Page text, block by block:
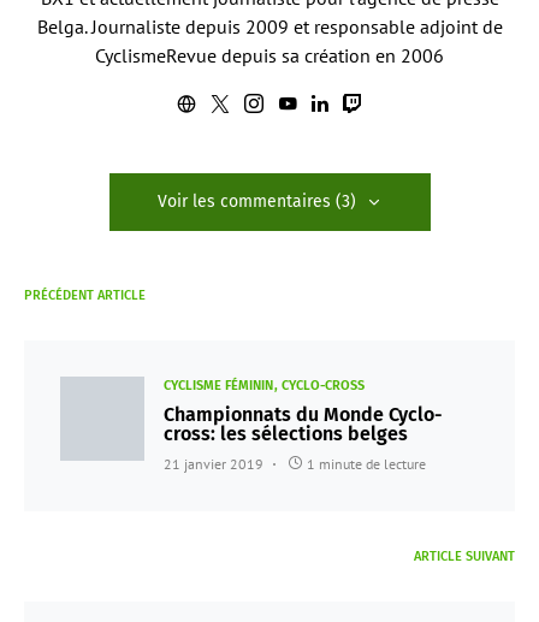
Belga. Journaliste depuis 2009 et responsable adjoint de
CyclismeRevue depuis sa création en 2006
Voir les commentaires (3)
PRÉCÉDENT ARTICLE
CYCLISME FÉMININ CYCLO-CROSS
Championnats du Monde Cyclo-
cross: les sélections belges
21 janvier 2019 1 minute de lecture
ARTICLE SUIVANT